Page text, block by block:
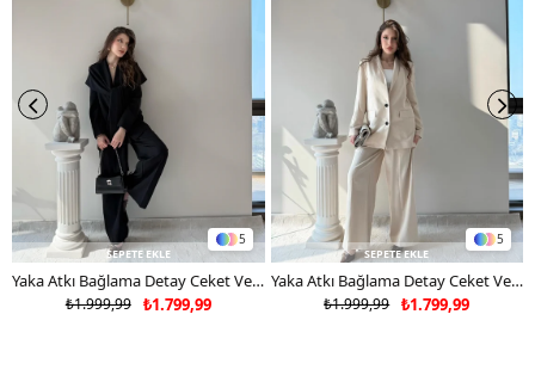
5
SEPETE EKLE
Yaka Atkı Bağlama Detay Ceket Ve Pantolonlu Double Kumaş İkili Takım Siyah 2117
₺1.799,99
₺1.999,99
5
SEPETE EKLE
Yaka Atkı Bağlama Detay Ceket Ve Pantolonlu Double Kumaş İkili Takım Bej 2117
₺1.799,99
₺1.999,99